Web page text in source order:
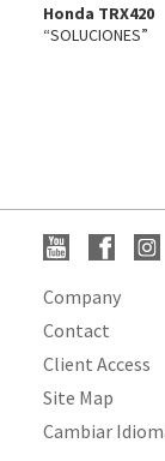
Honda TRX420
“SOLUCIONES”
Company
Contact
Client Access
Site Map
Cambiar